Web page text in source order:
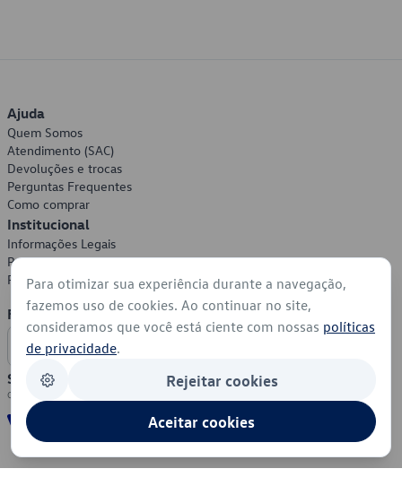
Ajuda
Quem Somos
Atendimento (SAC)
Devoluções e trocas
Perguntas Frequentes
Como comprar
Institucional
Informações Legais
Política de Privacidade
Política de Cookies
Formas de Pagamento
Segurança
Para otimizar sua experiência durante a navegação,
fazemos uso de cookies. Ao continuar no site,
consideramos que você está ciente com nossas políticas
de privacidade.
Rejeitar cookies
Aceitar cookies